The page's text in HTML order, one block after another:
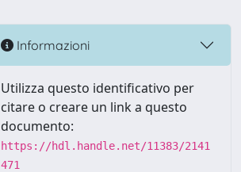
Informazioni
Utilizza questo identificativo per
citare o creare un link a questo
documento:
https://hdl.handle.net/11383/2141
471